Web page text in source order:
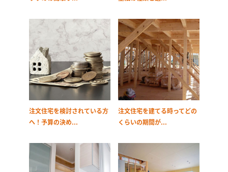
注文住宅を検討されている方
へ！予算の決め...
注文住宅を建てる時ってどの
くらいの期間が...